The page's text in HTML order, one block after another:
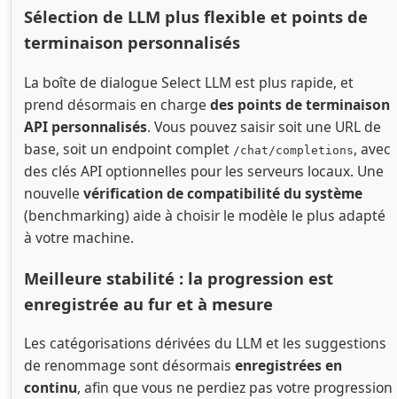
Sélection de LLM plus flexible et points de
terminaison personnalisés
La boîte de dialogue Select LLM est plus rapide, et
prend désormais en charge des points de terminaison
API personnalisés. Vous pouvez saisir soit une URL de
base, soit un endpoint complet /chat/completions, avec
des clés API optionnelles pour les serveurs locaux. Une
nouvelle vérification de compatibilité du système
(benchmarking) aide à choisir le modèle le plus adapté
à votre machine.
Meilleure stabilité : la progression est
enregistrée au fur et à mesure
Les catégorisations dérivées du LLM et les suggestions
de renommage sont désormais enregistrées en
continu, afin que vous ne perdiez pas votre progression